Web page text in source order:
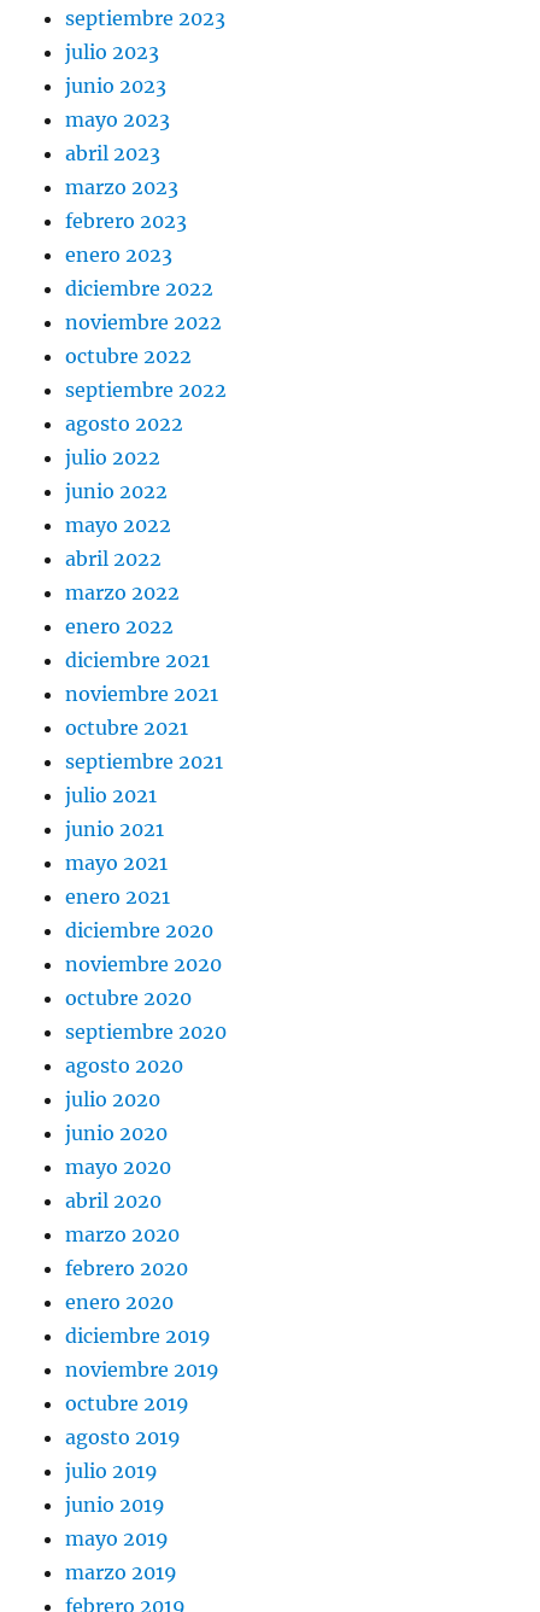
septiembre 2023
julio 2023
junio 2023
mayo 2023
abril 2023
marzo 2023
febrero 2023
enero 2023
diciembre 2022
noviembre 2022
octubre 2022
septiembre 2022
agosto 2022
julio 2022
junio 2022
mayo 2022
abril 2022
marzo 2022
enero 2022
diciembre 2021
noviembre 2021
octubre 2021
septiembre 2021
julio 2021
junio 2021
mayo 2021
enero 2021
diciembre 2020
noviembre 2020
octubre 2020
septiembre 2020
agosto 2020
julio 2020
junio 2020
mayo 2020
abril 2020
marzo 2020
febrero 2020
enero 2020
diciembre 2019
noviembre 2019
octubre 2019
agosto 2019
julio 2019
junio 2019
mayo 2019
marzo 2019
febrero 2019